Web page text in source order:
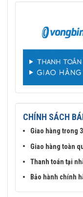
CHÍNH SÁCH
Giao hàng trong
Giao hàng toàn
Thanh toán tại
Bảo hành chính